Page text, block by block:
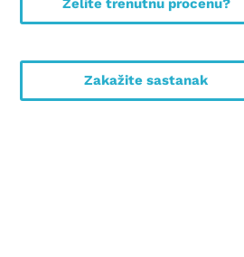
Želite trenutnu procenu?
Zakažite sastanak